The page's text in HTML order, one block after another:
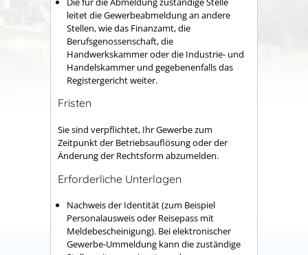
leitet die Gewerbeabmeldung an andere
Stellen, wie das Finanzamt, die
Berufsgenossenschaft, die
Handwerkskammer oder die Industrie- und
Handelskammer und gegebenenfalls das
Registergericht weiter.
Fristen
Sie sind verpflichtet, Ihr Gewerbe zum
Zeitpunkt der Betriebsauflösung oder der
Änderung der Rechtsform abzumelden.
Erforderliche Unterlagen
Nachweis der Identität (zum Beispiel
Personalausweis oder Reisepass mit
Meldebescheinigung). Bei elektronischer
Gewerbe-Ummeldung kann die zuständige